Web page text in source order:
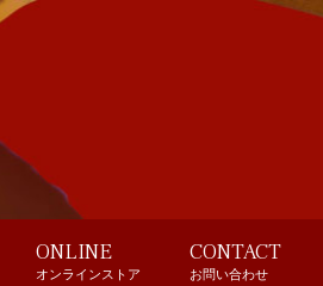
ONLINE
オンラインストア
CONTACT
お問い合わせ